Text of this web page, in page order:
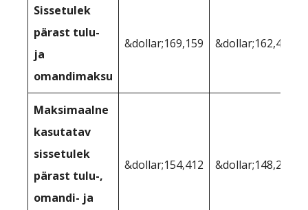
Sissetulek
pärast tulu-
ja
omandimaksu
&dollar;169,159 &dollar;162,444
Maksimaalne
kasutatav
sissetulek
pärast tulu-,
omandi- ja
&dollar;154,412 &dollar;148,283